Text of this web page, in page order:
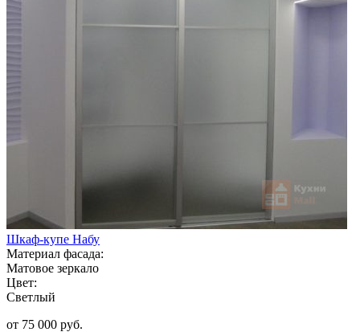
Шкаф-купе Набу
Материал фасада:
Матовое зеркало
Цвет:
Светлый
от 75 000 руб.